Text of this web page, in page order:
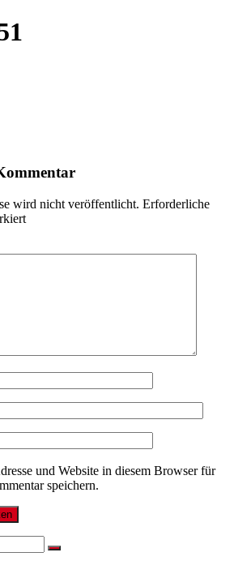
wird nicht veröffentlicht. Erforderliche
und Website in diesem Browser für
speichern.